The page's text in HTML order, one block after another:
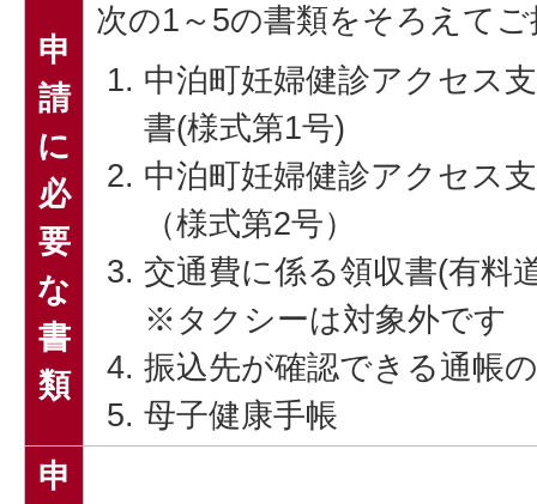
申
請
に
必
要
な
書
類
次の1～5の書類をそろえて
中泊町妊婦健診アクセス
書(様式第1号)
中泊町妊婦健診アクセス
（様式第2号）
交通費に係る領収書(有料
※タクシーは対象外です
振込先が確認できる通帳
母子健康手帳
申